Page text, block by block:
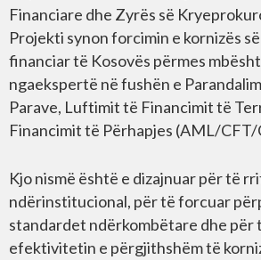
Financiare dhe Zyrës së
Projekti synon forcimin e kornizës
financiar të Kosovës përmes
ngaekspertë në fushën e
Parave, Luftimit të Financimit të
Financimit të Përhapjes (AML/CFT/
Kjo nismë është e dizajnuar për të
ndërinstitucional, për të forcuar
standardet ndërkombëtare dhe për
efektivitetin e përgjithshëm të